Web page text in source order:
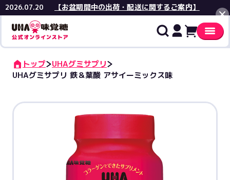
2026.07.20 【お盆期間中の出荷・配送に関するご案内】
閉じる
トップ
UHAグミサプリ
UHAグミサプリ 鉄＆葉酸 アサイーミックス味